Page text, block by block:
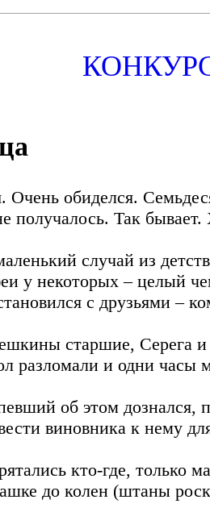
Очень обиделся.
получалось. Так
случай из
у некоторых – целый
с друзьями –
старшие, Серега и
разломали и одни часы
об этом дознался,
виновника к нему
кто-где, только
до колен (штаны